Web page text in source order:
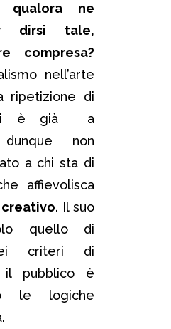
qualora ne
dirsi tale,
compresa?
nell’arte
ripetizione di
si è già a
non
a chi sta di
affievolisca
creativo. Il suo
quello di
criteri di
pubblico è
le logiche